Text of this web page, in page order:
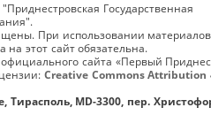
Государственная
При использовании
на этот сайт обязательна.
сайта «Первый
Creative Commons Attribution
Тирасполь, MD-3300, пер.